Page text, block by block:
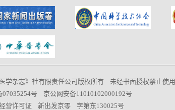
医学杂志》社有限责任公司版权所有 未经书面授权禁止使用
07035254号 京公网安备11010102000192号
营许可证 新出发京零 字第东130025号